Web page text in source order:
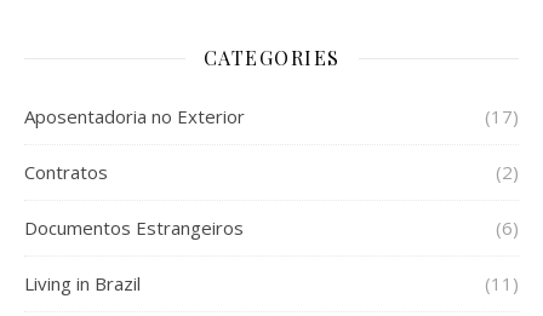
CATEGORIES
Aposentadoria no Exterior (17)
Contratos (2)
Documentos Estrangeiros (6)
Living in Brazil (11)